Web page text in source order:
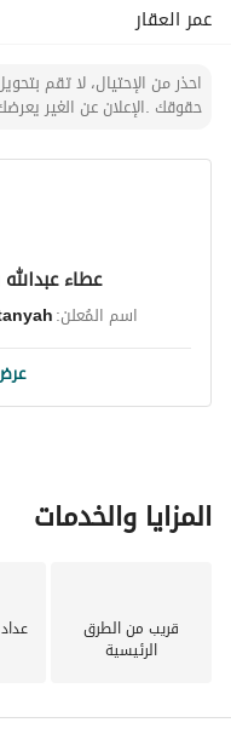
عمر العقار
احذر من الإحتيال، لا تقم
حقوقك .الإعلان عن الغير
عطاء
اسم المُعلن:
المزايا والخدمات
قريب من الطرق
الرئيسية